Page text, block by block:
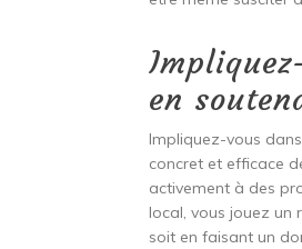
en
Impliquez-vous
concret et efficace
activement à des
local, vous jouez un
soit en faisant un